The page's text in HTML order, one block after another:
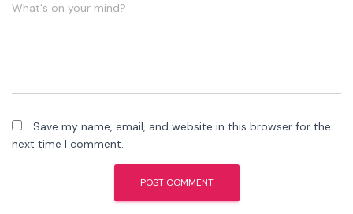
What's on your mind?
Save my name, email, and website in this browser for the
next time I comment.